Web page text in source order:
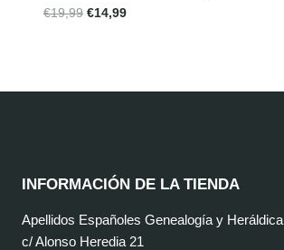
€19,99 €14,99
INFORMACIÓN DE LA TIENDA
Apellidos Españoles Genealogía y Heráldica
c/ Alonso Heredia 21